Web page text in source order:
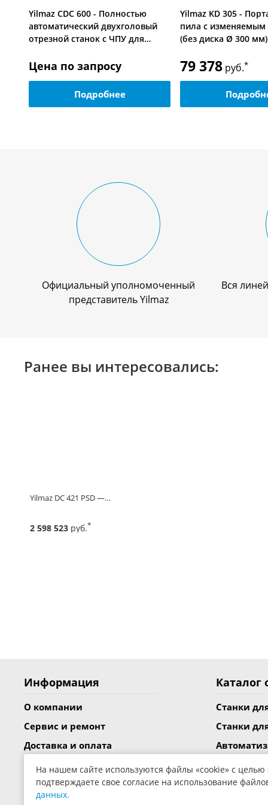
Yilmaz CDC 600 - Полностью
автоматический двухголовый
отрезной станок с ЧПУ для…
Цена по запросу
Подробнее
Yilmaz KD 305 -
пила с изменяемым
(без диска Ø 300 мм)
79 378 руб.*
Официальный уполномоченный
представитель Yilmaz
Вся
Ранее вы интересовались:
Yilmaz DC 421 PSD —…
2 598 523 руб.*
Информация
О компании
Сервис и ремонт
Доставка и оплата
Статьи
Лизинг
Каталоги PDF
Каталог
Станки
Станки
Готовые
Станки
На нашем сайте используются файлы «cookie» с
подтверждаете свое согласие на использование
данных.